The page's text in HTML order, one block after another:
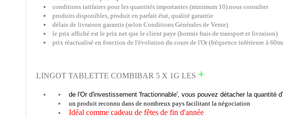
conditions tarifaires pour les quantités importantes (minimum 10) nous consulter
produits disponibles, produit en parfait état, qualité garantie
délais de livraison garantis (selon Conditions Générales de Vente)
le prix affiché est le prix net que le client paye (hormis frais de transport et livraison)
prix réactualisé en fonction de l'évolution du cours de l'Or (fréquence inférieure à
LINGOT TABLETTE COMBIBAR 5 X 1G LES +
de l'Or d'investissement 'fractionnable', vous pouvez détacher la quantité
un produit reconnu dans de nombreux pays facilitant la négociation
Idéal comme cadeau de fêtes de fin d'année